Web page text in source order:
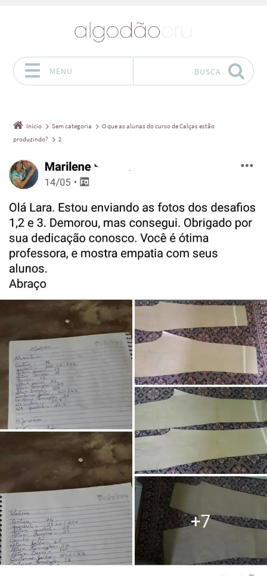
MENU BUSCA
Início Sem categoria
O que as alunas do curso de Calças estão
produzindo?
2